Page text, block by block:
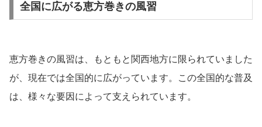
全国に広がる恵方巻きの風習
恵方巻きの風習は、もともと関西地方に限られていました
が、現在では全国的に広がっています。この全国的な普及
は、様々な要因によって支えられています。